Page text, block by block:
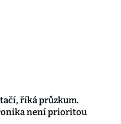
říká průzkum.
není prioritou